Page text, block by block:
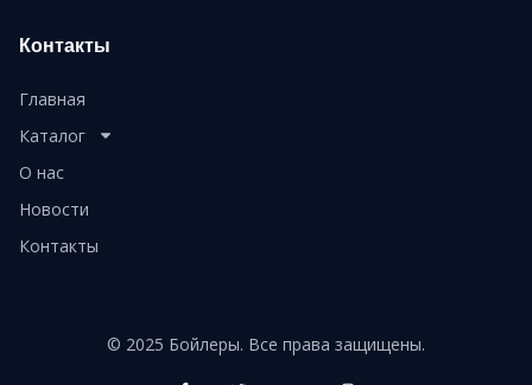
Контакты
Главная
Каталог
О нас
Новости
Контакты
© 2025 Бойлеры. Все права защищены.